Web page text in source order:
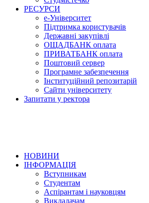
РЕСУРСИ
е-Університет
Підтримка користувачів
Державні закупівлі
ОЩАДБАНК оплата
ПРИВАТБАНК оплата
Поштовий сервер
Програмне забезпечення
Інституційний репозитарій
Сайти університету
Запитати у ректора
НОВИНИ
ІНФОРМАЦІЯ
Вступникам
Студентам
Аспірантам і науковцям
Викладачам